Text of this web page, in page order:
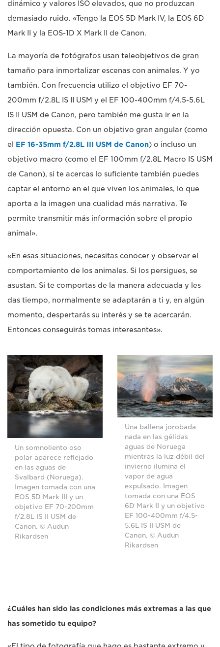
dinámico y valores ISO elevados, que no produzcan
demasiado ruido. «Tengo la EOS 5D Mark IV, la EOS 6D
Mark II y la EOS-1D X Mark II de Canon.
La mayoría de fotógrafos usan teleobjetivos de gran
tamaño para inmortalizar escenas con animales. Y yo
también. Con frecuencia utilizo el objetivo EF 70-
200mm f/2.8L IS II USM y el EF 100-400mm f/4.5-5.6L
IS II USM de Canon, pero también me gusta ir en la
dirección opuesta. Con un objetivo gran angular (como
el EF 16-35mm f/2.8L III USM de Canon) o incluso un
objetivo macro (como el EF 100mm f/2.8L Macro IS USM
de Canon), si te acercas lo suficiente también puedes
captar el entorno en el que viven los animales, lo que
aporta a la imagen una cualidad más narrativa. Te
permite transmitir más información sobre el propio
animal».
«En esas situaciones, necesitas conocer y observar el
comportamiento de los animales. Si los persigues, se
asustan. Si te comportas de la manera adecuada y les
das tiempo, normalmente se adaptarán a ti y, en algún
momento, despertarás su interés y se te acercarán.
Entonces conseguirás tomas interesantes».
Un somnoliento oso
polar aparece reflejado
en las aguas de
Svalbard (Noruega).
Imagen tomada con una
EOS 5D Mark III y un
objetivo EF 70-200mm
f/2.8L IS II USM de
Canon. © Audun
Rikardsen
Una ballena jorobada
nada en las gélidas
aguas de Noruega
mientras la luz débil del
invierno ilumina el
vapor de agua
expulsado. Imagen
tomada con una EOS
6D Mark II y un objetivo
EF 100-400mm f/4.5-
5.6L IS II USM de
Canon. © Audun
Rikardsen
¿Cuáles han sido las condiciones más extremas a las que
has sometido tu equipo?